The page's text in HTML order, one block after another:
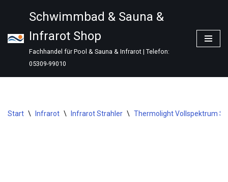
Inhalt
springen
Schwimmbad & Sauna &
Infrarot Shop
Fachhandel für Pool & Sauna & Infrarot | Telefon:
05309-99010
Start \ Infrarot \ Infrarot Strahler \ Thermolight Vollspektrum